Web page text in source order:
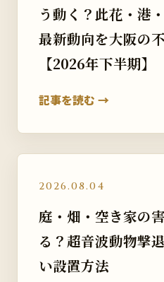
う動く？此花・港
最新動向を大阪の
【2026年下半期】
記事を読む →
2026.08.04
庭・畑・空き家の
る？超音波動物撃
い設置方法